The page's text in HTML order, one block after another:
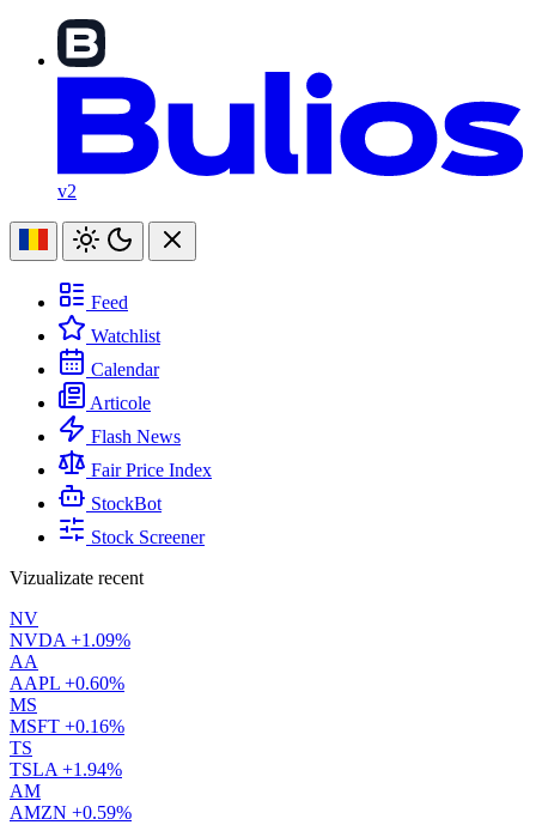
v2
Feed
Watchlist
Calendar
Articole
Flash News
Fair Price Index
StockBot
Stock Screener
Vizualizate recent
NV
NVDA +1.09%
AA
AAPL +0.60%
MS
MSFT +0.16%
TS
TSLA +1.94%
AM
AMZN +0.59%